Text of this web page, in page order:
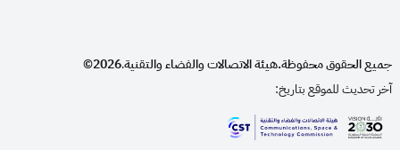
جميع الحقوق محفوظة.هيئة الاتصالات والفضاء والتقنية.
2026©
آخر تحديث للموقع بتاريخ: